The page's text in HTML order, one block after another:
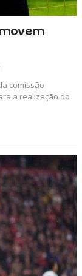
comissão
a realização do